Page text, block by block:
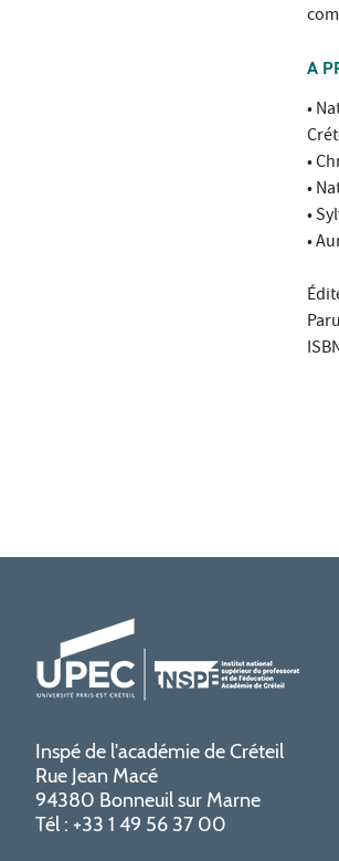
A
•
•
•
•
•
Inspé de l'académie de Créteil
Rue Jean Macé
94380 Bonneuil sur Marne
Tél : +33 1 49 56 37 00